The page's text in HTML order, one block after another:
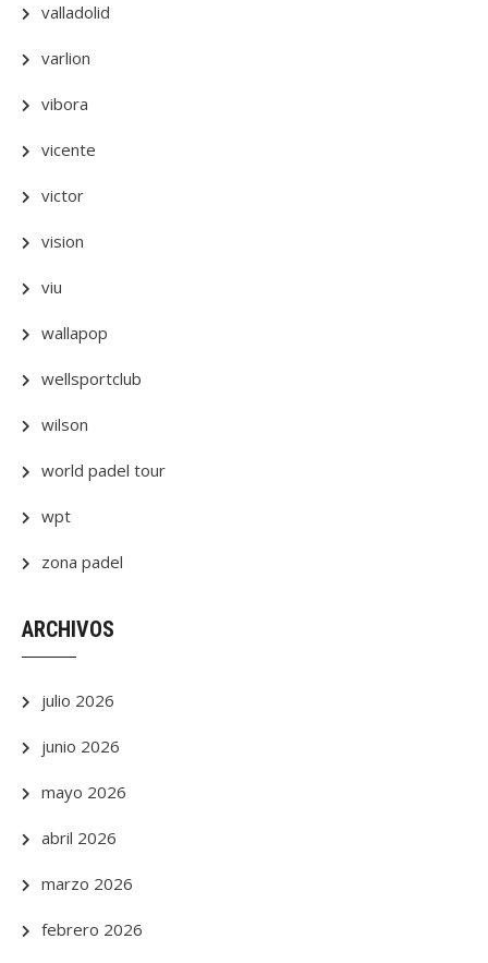
valladolid
varlion
vibora
vicente
victor
vision
viu
wallapop
wellsportclub
wilson
world padel tour
wpt
zona padel
ARCHIVOS
julio 2026
junio 2026
mayo 2026
abril 2026
marzo 2026
febrero 2026